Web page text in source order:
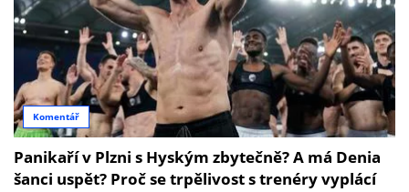
Komentář
Panikaří v Plzni s Hyským zbytečně? A má Denia
šanci uspět? Proč se trpělivost s trenéry vyplácí